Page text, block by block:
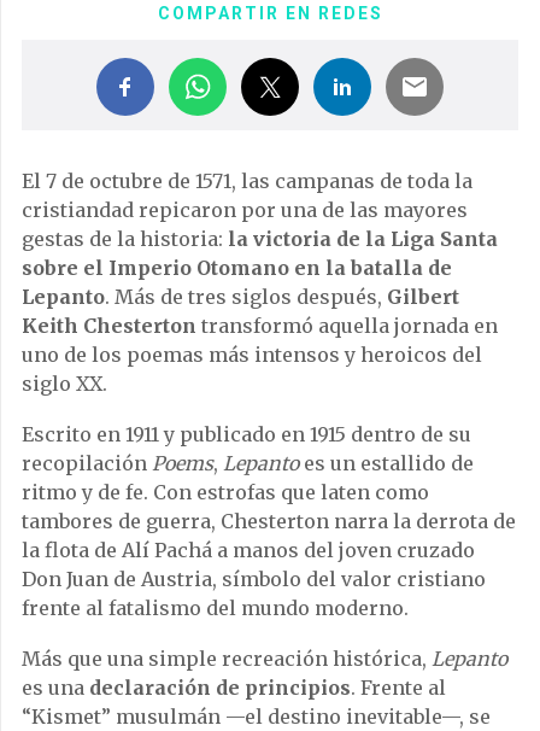
COMPARTIR EN REDES
El 7 de octubre de 1571, las campanas de toda la
cristiandad repicaron por una de las mayores
gestas de la historia: la victoria de la Liga Santa
sobre el Imperio Otomano en la batalla de
Lepanto. Más de tres siglos después, Gilbert
Keith Chesterton transformó aquella jornada en
uno de los poemas más intensos y heroicos del
siglo XX.
Escrito en 1911 y publicado en 1915 dentro de su
recopilación Poems, Lepantoes un estallido de
ritmo y de fe. Con estrofas que laten como
tambores de guerra, Chesterton narra la derrota de
la flota de Alí Pachá a manos del joven cruzado
Don Juan de Austria, símbolo del valor cristiano
frente al fatalismo del mundo moderno.
Más que una simple recreación histórica, Lepanto
es una declaración de principios. Frente al
“Kismet” musulmán —el destino inevitable—, se